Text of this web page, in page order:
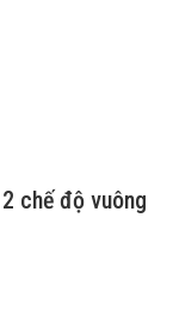
chế độ vuông